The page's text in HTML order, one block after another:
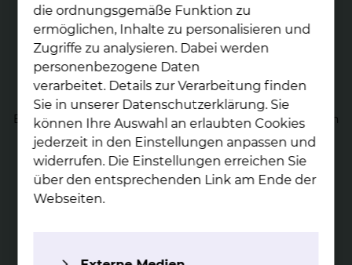
The­ra­pie von Tu­mor­er­kran­kun­gen
Bei der Diagnose von Krebs werden bildgebende Verfahren
eingesetzt und die Analyse von Zell- und Gewebeproben
durchgeführt.
mehr
die ordnungsgemäße Funktion zu
ermöglichen, Inhalte zu personalisieren und
Zugriffe zu analysieren. Dabei werden
personenbezogene Daten
verarbeitet. Details zur Verarbeitung finden
Sie in unserer Datenschutzerklärung. Sie
können Ihre Auswahl an erlaubten Cookies
jederzeit in den Einstellungen anpassen und
widerrufen. Die Einstellungen erreichen Sie
über den entsprechenden Link am Ende der
Webseiten.